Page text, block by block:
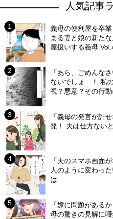
人気記事
義母の便利屋を卒
まる妻と娘の新た
屋扱いする義母
「あら、ごめんな
ないでしょ…！ 私
視？悪意？その行
「義母の発言が許
発！ 夫は仕方ない
「夫のスマホ画面
人のように変わっ
は
「嫁に問題がある
母の驚きの見解に